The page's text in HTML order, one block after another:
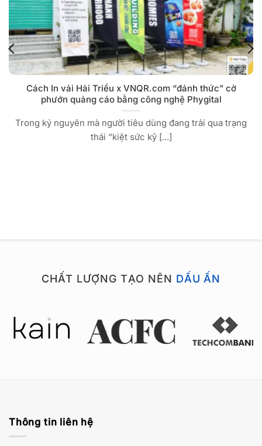
Cách In vải Hải Triều x VNQR.com “đánh thức” cờ
phướn quảng cáo bằng công nghệ Phygital
Trong kỷ nguyên mà người tiêu dùng đang trải qua trạng
thái “kiệt sức kỹ [...]
CHẤT LƯỢNG TẠO NÊN DẤU ẤN
Thông tin liên hệ